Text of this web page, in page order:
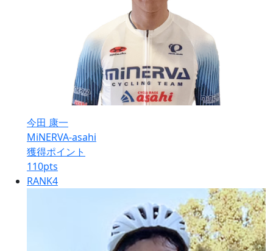
今田 康一
MiNERVA-asahi
獲得ポイント
110pts
RANK4